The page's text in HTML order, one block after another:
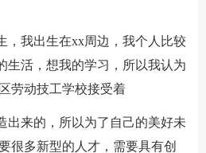
我出生在xx周边，我个人比较
生活，想我的学习，所以我认为
劳动技工学校接受着
来的，所以为了自己的美好未
很多新型的人才，需要具有创